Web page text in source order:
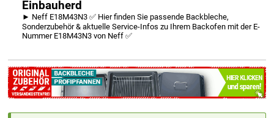
Einbauherd
► Neff E18M43N3 ✅ Hier finden Sie passende Backbleche,
Sonderzubehör & aktuelle Service-Infos zu Ihrem Backofen mit der E-
Nummer E18M43N3 von Neff ✅